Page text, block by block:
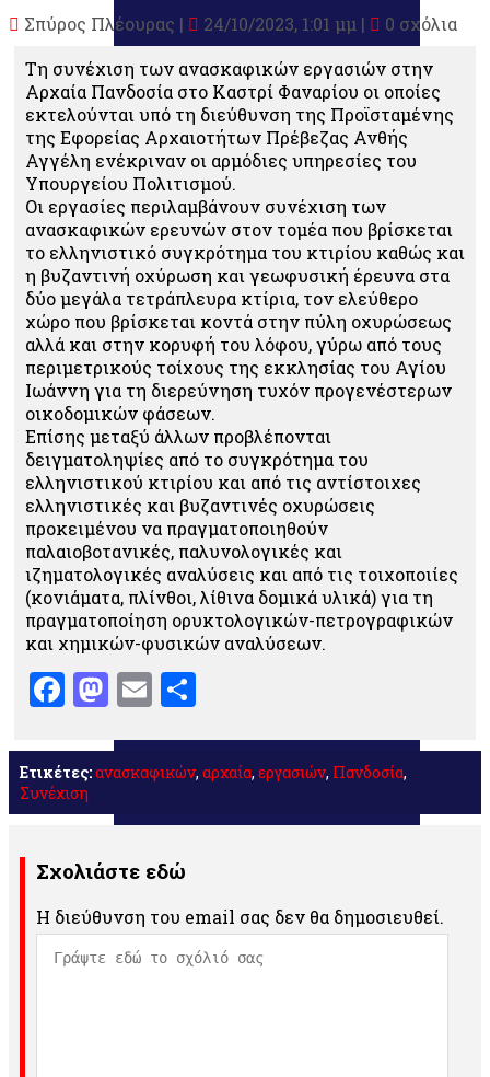
Σπύρος Πλέουρας | 24/10/2023, 1:01 μμ |
0 σχόλια
Τη συνέχιση των ανασκαφικών εργασιών στην
Αρχαία Πανδοσία στο Καστρί Φαναρίου οι οποίες
εκτελούνται υπό τη διεύθυνση της Προϊσταμένης
της Εφορείας Αρχαιοτήτων Πρέβεζας Ανθής
Αγγέλη ενέκριναν οι αρμόδιες υπηρεσίες του
Υπουργείου Πολιτισμού.
Οι εργασίες περιλαμβάνουν συνέχιση των
ανασκαφικών ερευνών στον τομέα που βρίσκεται
το ελληνιστικό συγκρότημα του κτιρίου καθώς και
η βυζαντινή οχύρωση και γεωφυσική έρευνα στα
δύο μεγάλα τετράπλευρα κτίρια, τον ελεύθερο
χώρο που βρίσκεται κοντά στην πύλη οχυρώσεως
αλλά και στην κορυφή του λόφου, γύρω από τους
περιμετρικούς τοίχους της εκκλησίας του Αγίου
Ιωάννη για τη διερεύνηση τυχόν προγενέστερων
οικοδομικών φάσεων.
Επίσης μεταξύ άλλων προβλέπονται
δειγματοληψίες από το συγκρότημα του
ελληνιστικού κτιρίου και από τις αντίστοιχες
ελληνιστικές και βυζαντινές οχυρώσεις
προκειμένου να πραγματοποιηθούν
παλαιοβοτανικές, παλυνολογικές και
ιζηματολογικές αναλύσεις και από τις τοιχοποιίες
(κονιάματα, πλίνθοι, λίθινα δομικά υλικά) για τη
πραγματοποίηση ορυκτολογικών-πετρογραφικών
και χημικών-φυσικών αναλύσεων.
Facebook
Mastodon
Email
Ετικέτες:ανασκαφικών, αρχαία, εργασιών, Πανδοσία,
Συνέχιση
Σχολιάστε εδώ
Η διεύθυνση του email σας δεν θα δημοσιευθεί.